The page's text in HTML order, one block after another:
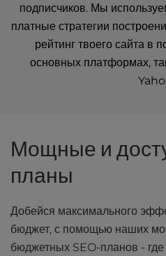
подписчиков. Мы
платные стратегии
рейтинг твоего сайта в
основных платформах,
Мощные и
планы
Добейся максимального
бюджет, с помощью наших
бюджетных SEO-планов -